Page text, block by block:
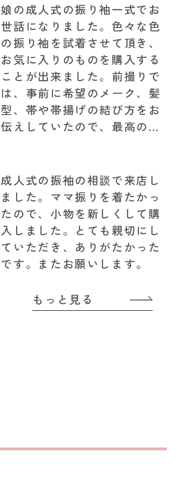
娘の成人式の振り袖一式でお
世話になりました。色々な色
の振り袖を試着させて頂き、
お気に入りのものを購入する
ことが出来ました。前撮りで
は、事前に希望のメーク、髪
型、帯や帯揚げの結び方をお
伝えしていたので、最高の仕
以上の写真が取れて大満足で
した。関わって下さいました
『やまと』のスタッフの皆様
に感謝でいっぱいです!!!有難
うございました
成人式の振袖の相談で来店し
ました。ママ振りを着たかっ
たので、小物を新しくして購
入しました。とても親切にし
ていただき、ありがたかった
です。またお願いします。
もっと見る